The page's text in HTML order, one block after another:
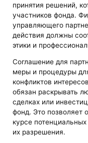
принятия решений,
участников фонда.
управляющего
действия должны
этики и
Соглашение для
меры и процедуры
конфликтов
обязан раскрывать
сделках или
фонд. Это позволяет
курсе
их разрешения.